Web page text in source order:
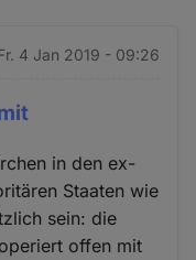
4 Jan 2019 - 09:26
in den ex-
Staaten wie
sein: die
offen mit